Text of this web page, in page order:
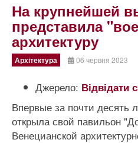
На крупнейшей
представила
архитектуру
Архітектура 06 червня 2023
Джерело: Відвідати
Впервые за почти десять
открыла свой павильон
Венецианской